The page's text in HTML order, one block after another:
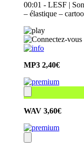
00:01 - LESF |
– élastique –
MP3 2,40€
WAV 3,60€